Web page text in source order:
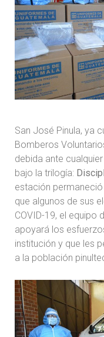
San José Pinula, ya
Bomberos
debida ante
bajo la trilogía:
estación
que algunos de sus
COVID-19, el equipo
apoyará los
institución y que les
a la población